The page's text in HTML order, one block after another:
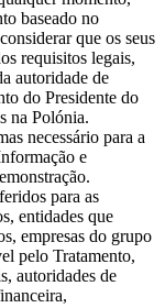
baseado no
que os seus
requisitos legais,
autoridade de
do Presidente do
na Polónia.
necessário para a
e
para as
entidades que
empresas do grupo
pelo Tratamento,
autoridades de